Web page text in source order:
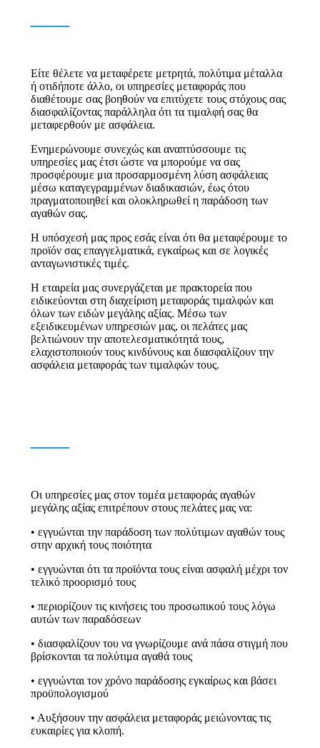
Είτε θέλετε να μεταφέρετε μετρητά, πολύτιμα μέταλλα
ή οτιδήποτε άλλο, οι υπηρεσίες μεταφοράς που
διαθέτουμε σας βοηθούν να επιτύχετε τους στόχους σας
διασφαλίζοντας παράλληλα ότι τα τιμαλφή σας θα
μεταφερθούν με ασφάλεια.
Ενημερώνουμε συνεχώς και αναπτύσσουμε τις
υπηρεσίες μας έτσι ώστε να μπορούμε να σας
προσφέρουμε μια προσαρμοσμένη λύση ασφάλειας
μέσω καταγεγραμμένων διαδικασιών, έως ότου
πραγματοποιηθεί και ολοκληρωθεί η παράδοση των
αγαθών σας.
Η υπόσχεσή μας προς εσάς είναι ότι θα μεταφέρουμε το
προϊόν σας επαγγελματικά, εγκαίρως και σε λογικές
ανταγωνιστικές τιμές.
Η εταιρεία μας συνεργάζεται με πρακτορεία που
ειδικεύονται στη διαχείριση μεταφοράς τιμαλφών και
όλων των ειδών μεγάλης αξίας. Μέσω των
εξειδικευμένων υπηρεσιών μας, οι πελάτες μας
βελτιώνουν την αποτελεσματικότητά τους,
ελαχιστοποιούν τους κινδύνους και διασφαλίζουν την
ασφάλεια μεταφοράς των τιμαλφών τους.
Οι υπηρεσίες μας στον τομέα μεταφοράς αγαθών
μεγάλης αξίας επιτρέπουν στους πελάτες μας να:
• εγγυώνται την παράδοση των πολύτιμων αγαθών τους
στην αρχική τους ποιότητα
• εγγυώνται ότι τα προϊόντα τους είναι ασφαλή μέχρι τον
τελικό προορισμό τους
• περιορίζουν τις κινήσεις του προσωπικού τους λόγω
αυτών των παραδόσεων
• διασφαλίζουν του να γνωρίζουμε ανά πάσα στιγμή που
βρίσκονται τα πολύτιμα αγαθά τους
• εγγυώνται τον χρόνο παράδοσης εγκαίρως και βάσει
προϋπολογισμού
• Αυξήσουν την ασφάλεια μεταφοράς μειώνοντας τις
ευκαιρίες για κλοπή.